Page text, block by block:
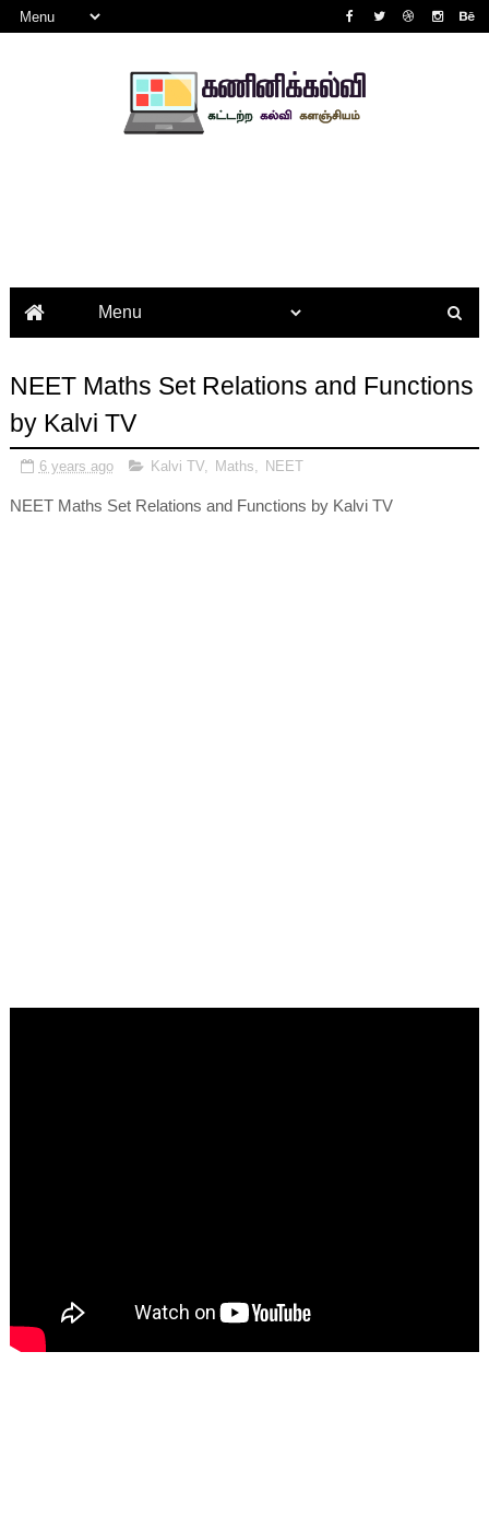
NEET Maths Set Relations and Functions
by Kalvi TV
6 years ago Kalvi TV, Maths NEET
NEET Maths Set Relations and Functions by Kalvi TV